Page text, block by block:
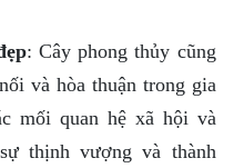
: Cây phong thủy cũng
và hòa thuận trong gia
mối quan hệ xã hội và
thịnh vượng và thành